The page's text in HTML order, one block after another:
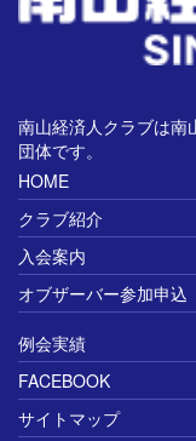
南山経済人クラブは南
団体です。
HOME
クラブ紹介
入会案内
オブザーバー参加申込
例会実績
FACEBOOK
サイトマップ